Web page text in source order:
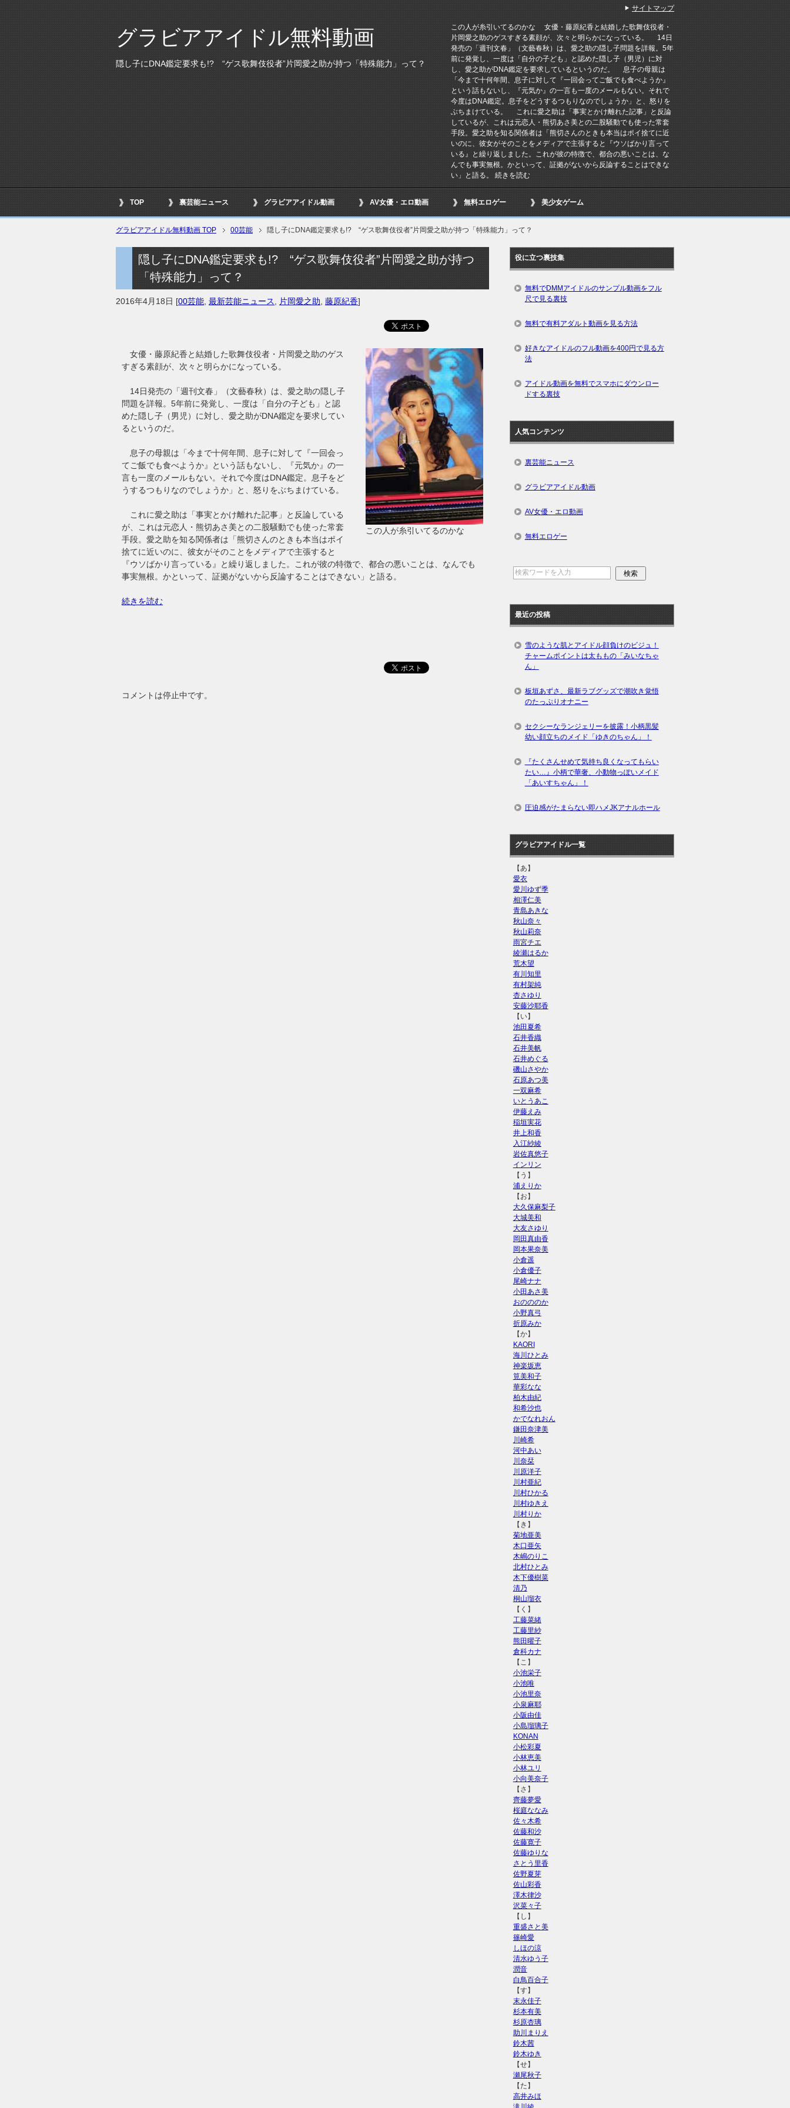
グラビアアイドル無料動画
隠し子にDNA鑑定要求も!? “ゲス歌舞伎役者”片岡愛之助が持つ「特殊能力」って？
この人が糸引いてるのかな 女優・藤原紀香と結婚した歌舞伎役者・
片岡愛之助のゲスすぎる素顔が、次々と明らかになっている。 14日
発売の「週刊文春」（文藝春秋）は、愛之助の隠し子問題を詳報。5年
前に発覚し、一度は「自分の子ども」と認めた隠し子（男児）に対
し、愛之助がDNA鑑定を要求しているというのだ。 息子の母親は
「今まで十何年間、息子に対して『一回会ってご飯でも食べようか』
という話もないし、『元気か』の一言も一度のメールもない。それで
今度はDNA鑑定。息子をどうするつもりなのでしょうか」と、怒りを
ぶちまけている。 これに愛之助は「事実とかけ離れた記事」と反論
しているが、これは元恋人・熊切あさ美との二股騒動でも使った常套
手段。愛之助を知る関係者は「熊切さんのときも本当はポイ捨てに近
いのに、彼女がそのことをメディアで主張すると『ウソばかり言って
いる』と繰り返しました。これが彼の特徴で、都合の悪いことは、な
んでも事実無根。かといって、証拠がないから反論することはできな
い」と語る。 続きを読む
TOP 裏芸能ニュース グラビアアイドル動画 AV女優・エロ動画 無料エロゲー 美少女ゲーム
グラビアアイドル無料動画 TOP 00芸能 隠し子にDNA鑑定要求も!? “ゲス歌舞伎役者”片岡愛之助が持つ「特殊能力」って？
隠し子にDNA鑑定要求も!? “ゲス歌舞伎役者”片岡愛之助が持つ
「特殊能力」って？
2016年4月18日 [00芸能 最新芸能ニュース 片岡愛之助 藤原紀香]
この人が糸引いてるのかな
女優・藤原紀香と結婚した歌舞伎役者・片岡愛之助のゲス
すぎる素顔が、次々と明らかになっている。
14日発売の「週刊文春」（文藝春秋）は、愛之助の隠し子
問題を詳報。5年前に発覚し、一度は「自分の子ども」と認
めた隠し子（男児）に対し、愛之助がDNA鑑定を要求してい
るというのだ。
息子の母親は「今まで十何年間、息子に対して『一回会っ
てご飯でも食べようか』という話もないし、『元気か』の一
言も一度のメールもない。それで今度はDNA鑑定。息子をど
うするつもりなのでしょうか」と、怒りをぶちまけている。
これに愛之助は「事実とかけ離れた記事」と反論している
が、これは元恋人・熊切あさ美との二股騒動でも使った常套
手段。愛之助を知る関係者は「熊切さんのときも本当はポイ
捨てに近いのに、彼女がそのことをメディアで主張すると
『ウソばかり言っている』と繰り返しました。これが彼の特徴で、都合の悪いことは、なんでも
事実無根。かといって、証拠がないから反論することはできない」と語る。
続きを読む
コメントは停止中です。
役に立つ裏技集
無料でDMMアイドルのサンプル動画をフル
尺で見る裏技
無料で有料アダルト動画を見る方法
好きなアイドルのフル動画を400円で見る方
法
アイドル動画を無料でスマホにダウンロー
ドする裏技
人気コンテンツ
裏芸能ニュース
グラビアアイドル動画
AV女優・エロ動画
無料エロゲー
最近の投稿
雪のような肌とアイドル顔負けのビジュ！
チャームポイントは太ももの「みいなちゃ
ん」
板垣あずさ、最新ラブグッズで潮吹き覚悟
のたっぷりオナニー
セクシーなランジェリーを披露！小柄黒髪
幼い顔立ちのメイド「ゆきのちゃん」！
『たくさんせめて気持ち良くなってもらい
たい…』小柄で華奢、小動物っぽいメイド
「あいすちゃん」！
圧迫感がたまらない即ハメJKアナルホール
グラビアアイドル一覧
【あ】
愛衣
愛川ゆず季
相澤仁美
青島あきな
秋山奈々
秋山莉奈
雨宮チエ
綾瀬はるか
荒木望
有川知里
有村架純
杏さゆり
安藤沙耶香
【い】
池田夏希
石井香織
石井美帆
石井めぐる
磯山さやか
石原あつ美
一双麻希
いとうあこ
伊藤えみ
稲垣実花
井上和香
入江紗綾
岩佐真悠子
インリン
【う】
浦えりか
【お】
大久保麻梨子
大城美和
大友さゆり
岡田真由香
岡本果奈美
小倉遥
小倉優子
尾崎ナナ
小田あさ美
おのののか
小野真弓
折原みか
【か】
KAORI
海川ひとみ
神楽坂恵
筧美和子
華彩なな
柏木由紀
和希沙也
かでなれおん
鎌田奈津美
川崎希
河中あい
川奈栞
川原洋子
川村亜紀
川村ひかる
川村ゆきえ
川村りか
【き】
菊地亜美
木口亜矢
木嶋のりこ
北村ひとみ
木下優樹菜
清乃
桐山瑠衣
【く】
工藤菜緒
工藤里紗
熊田曜子
倉科カナ
【こ】
小池栄子
小池唯
小池里奈
小泉麻耶
小阪由佳
小島瑠璃子
KONAN
小松彩夏
小林恵美
小林ユリ
小向美奈子
【さ】
齊藤夢愛
桜庭ななみ
佐々木希
佐藤和沙
佐藤寛子
佐藤ゆりな
さとう里香
佐野夏芽
佐山彩香
澤木律沙
沢菜々子
【し】
重盛さと美
篠崎愛
しほの涼
清水ゆう子
潤音
白鳥百合子
【す】
末永佳子
杉本有美
杉原杏璃
助川まりえ
鈴木茜
鈴木ゆき
【せ】
瀬尾秋子
【た】
高井みほ
サイトマップ